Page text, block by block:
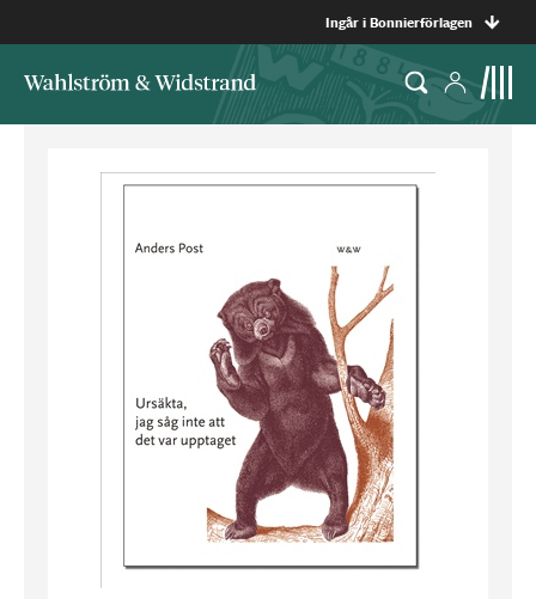
Ingår i Bonnierförlagen